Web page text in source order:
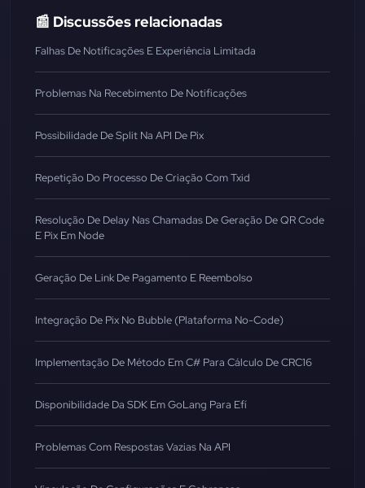
📰 Discussões relacionadas
Falhas De Notificações E Experiência Limitada
Problemas Na Recebimento De Notificações
Possibilidade De Split Na API De Pix
Repetição Do Processo De Criação Com Txid
Resolução De Delay Nas Chamadas De Geração De QR Code
E Pix Em Node
Geração De Link De Pagamento E Reembolso
Integração De Pix No Bubble (Plataforma No-Code)
Implementação De Método Em C# Para Cálculo De CRC16
Disponibilidade Da SDK Em GoLang Para Efí
Problemas Com Respostas Vazias Na API